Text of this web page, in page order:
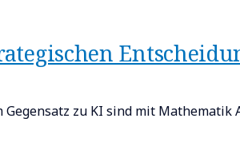
Gegensatz zu KI sind mit